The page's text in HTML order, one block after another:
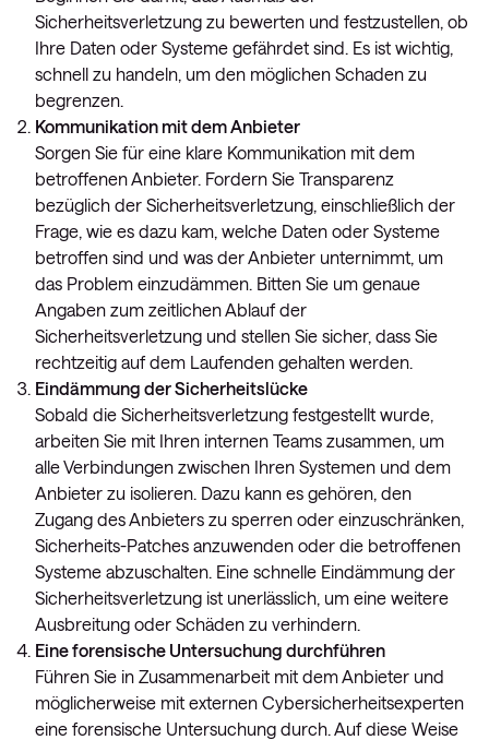
Sicherheitsverletzung zu bewerten und festzustellen, ob
Ihre Daten oder Systeme gefährdet sind. Es ist wichtig,
schnell zu handeln, um den möglichen Schaden zu
begrenzen.
Kommunikation mit dem Anbieter
Sorgen Sie für eine klare Kommunikation mit dem
betroffenen Anbieter. Fordern Sie Transparenz
bezüglich der Sicherheitsverletzung, einschließlich der
Frage, wie es dazu kam, welche Daten oder Systeme
betroffen sind und was der Anbieter unternimmt, um
das Problem einzudämmen. Bitten Sie um genaue
Angaben zum zeitlichen Ablauf der
Sicherheitsverletzung und stellen Sie sicher, dass Sie
rechtzeitig auf dem Laufenden gehalten werden.
Eindämmung der Sicherheitslücke
Sobald die Sicherheitsverletzung festgestellt wurde,
arbeiten Sie mit Ihren internen Teams zusammen, um
alle Verbindungen zwischen Ihren Systemen und dem
Anbieter zu isolieren. Dazu kann es gehören, den
Zugang des Anbieters zu sperren oder einzuschränken,
Sicherheits-Patches anzuwenden oder die betroffenen
Systeme abzuschalten. Eine schnelle Eindämmung der
Sicherheitsverletzung ist unerlässlich, um eine weitere
Ausbreitung oder Schäden zu verhindern.
Eine forensische Untersuchung durchführen
Führen Sie in Zusammenarbeit mit dem Anbieter und
möglicherweise mit externen Cybersicherheitsexperten
eine forensische Untersuchung durch. Auf diese Weise